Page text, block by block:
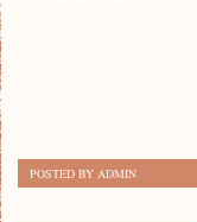
POSTED BY ADMIN